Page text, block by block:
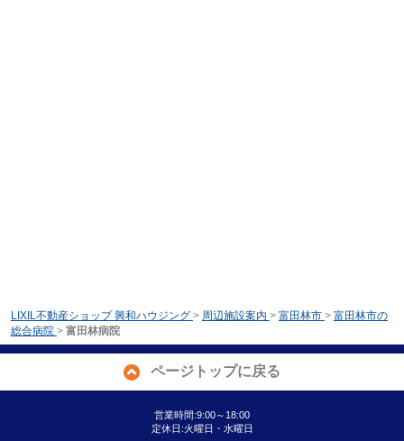
LIXIL不動産ショップ 興和ハウジング > 周辺施設案内 > 富田林市 > 富田林市の
総合病院 > 富田林病院
ページトップに戻る
営業時間:9:00～18:00
定休日:火曜日・水曜日